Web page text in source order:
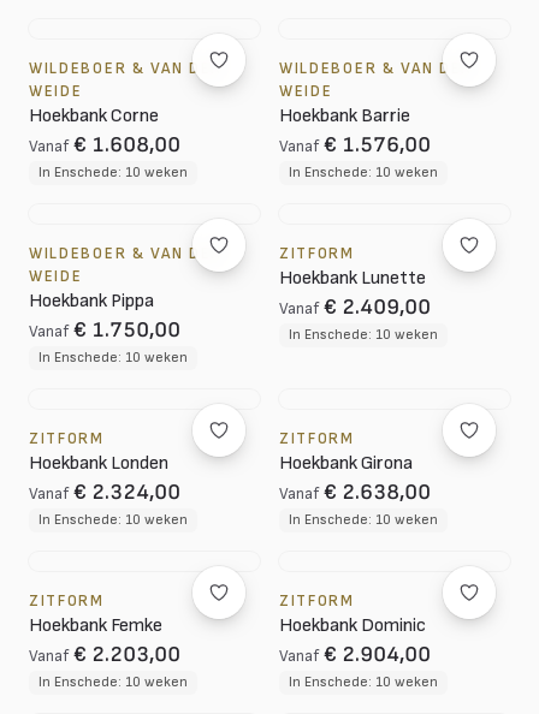
WILDEBOER & VAN DER
WEIDE
Hoekbank Corne
Vanaf € 1.608,00
In Enschede: 10 weken
WILDEBOER & VAN DER
WEIDE
Hoekbank Barrie
Vanaf € 1.576,00
In Enschede: 10 weken
WILDEBOER & VAN DER
WEIDE
Hoekbank Pippa
Vanaf € 1.750,00
In Enschede: 10 weken
ZITFORM
Hoekbank Lunette
Vanaf € 2.409,00
In Enschede: 10 weken
ZITFORM
Hoekbank Londen
Vanaf € 2.324,00
In Enschede: 10 weken
ZITFORM
Hoekbank Girona
Vanaf € 2.638,00
In Enschede: 10 weken
ZITFORM
Hoekbank Femke
Vanaf € 2.203,00
In Enschede: 10 weken
ZITFORM
Hoekbank Dominic
Vanaf € 2.904,00
In Enschede: 10 weken